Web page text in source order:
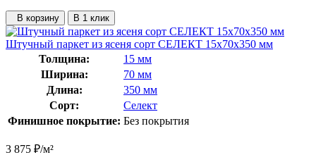
В корзину В 1 клик
Штучный паркет из ясеня сорт СЕЛЕКТ 15x70x350 мм
Толщина:
15 мм
Ширина:
70 мм
Длина:
350 мм
Сорт:
Селект
Финишное покрытие: Без покрытия
3 875 ₽/м²